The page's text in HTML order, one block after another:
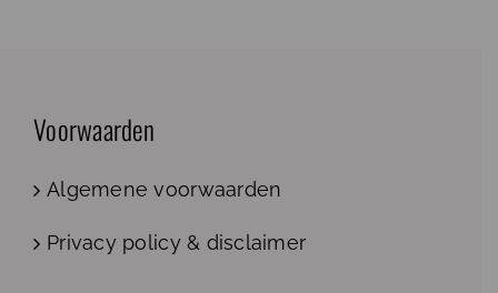
Voorwaarden
Algemene voorwaarden
Privacy policy & disclaimer